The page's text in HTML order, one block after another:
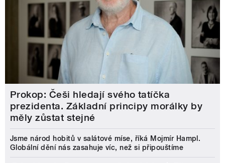
Prokop: Češi hledají svého tatíčka
prezidenta. Základní principy morálky by
měly zůstat stejné
Jsme národ hobitů v salátové míse, říká Mojmír Hampl.
Globální dění nás zasahuje víc, než si připouštíme